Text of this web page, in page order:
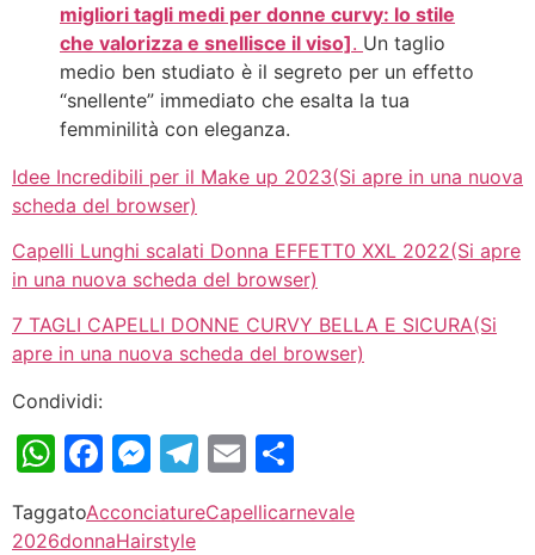
migliori tagli medi per donne curvy: lo stile
che valorizza e snellisce il viso]. Un taglio
medio ben studiato è il segreto per un effetto
“snellente” immediato che esalta la tua
femminilità con eleganza.
Idee Incredibili per il Make up 2023(Si apre in una nuova
scheda del browser)
Capelli Lunghi scalati Donna EFFETT0 XXL 2022(Si apre
in una nuova scheda del browser)
7 TAGLI CAPELLI DONNE CURVY BELLA E SICURA(Si
apre in una nuova scheda del browser)
Condividi:
WhatsApp
Facebook
Messenger
Telegram
Email
TaggatoAcconciatureCapellicarnevale
2026donnaHairstyle